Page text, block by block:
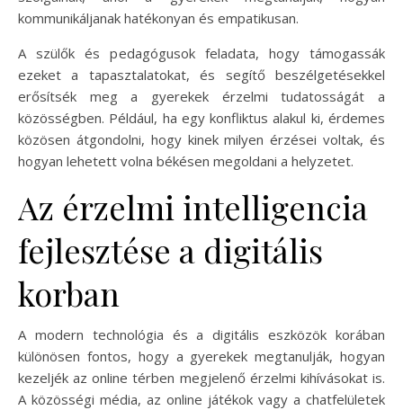
kommunikáljanak hatékonyan és empatikusan.
A szülők és pedagógusok feladata, hogy támogassák
ezeket a tapasztalatokat, és segítő beszélgetésekkel
erősítsék meg a gyerekek érzelmi tudatosságát a
közösségben. Például, ha egy konfliktus alakul ki, érdemes
közösen átgondolni, hogy kinek milyen érzései voltak, és
hogyan lehetett volna békésen megoldani a helyzetet.
Az érzelmi intelligencia
fejlesztése a digitális
korban
A modern technológia és a digitális eszközök korában
különösen fontos, hogy a gyerekek megtanulják, hogyan
kezeljék az online térben megjelenő érzelmi kihívásokat is.
A közösségi média, az online játékok vagy a chatfelületek